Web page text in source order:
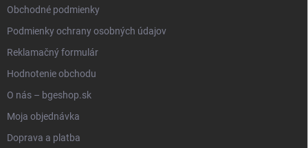
Obchodné podmienky
Podmienky ochrany osobných údajov
Reklamačný formulár
Hodnotenie obchodu
O nás – bgeshop.sk
Moja objednávka
Doprava a platba